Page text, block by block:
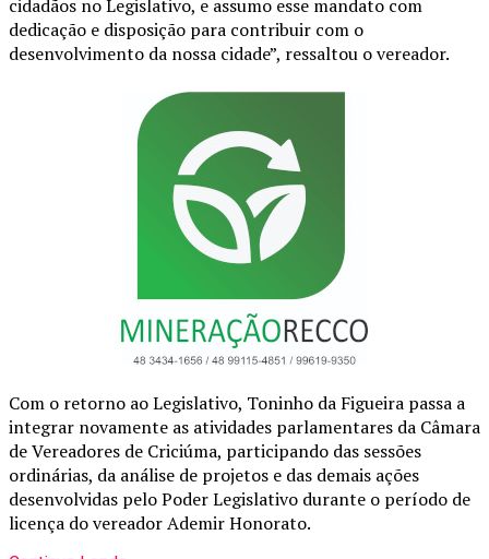
cidadãos no Legislativo, e assumo esse mandato com
dedicação e disposição para contribuir com o
desenvolvimento da nossa cidade”, ressaltou o vereador.
Com o retorno ao Legislativo, Toninho da Figueira passa a
integrar novamente as atividades parlamentares da Câmara
de Vereadores de Criciúma, participando das sessões
ordinárias, da análise de projetos e das demais ações
desenvolvidas pelo Poder Legislativo durante o período de
licença do vereador Ademir Honorato.